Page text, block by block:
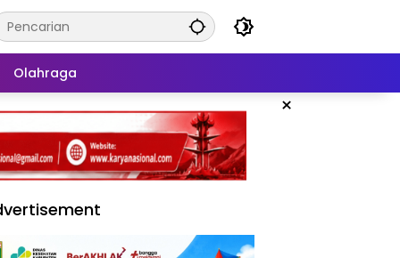
Olahraga
×